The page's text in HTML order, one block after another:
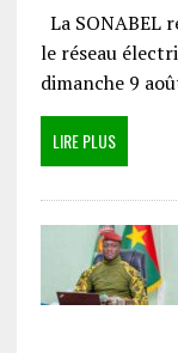
La SONABEL
le réseau
dimanche 9
LIRE PLUS